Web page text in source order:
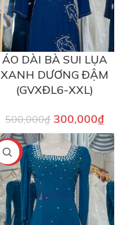
ÁO DÀI BÀ SUI LỤA
XANH DƯƠNG ĐẬM
(GVXĐL6-XXL)
500,000₫ 300,000₫
-40%